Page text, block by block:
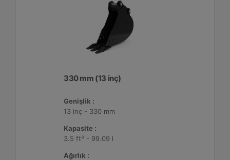
330 mm (13 inç)
Genişlik :
13 inç - 330 mm
Kapasite :
3.5 ft³ - 99.09 l
Ağırlık :